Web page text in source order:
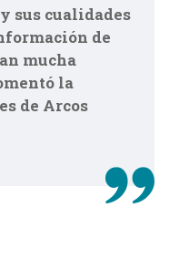
sus cualidades
de
mucha
la
de Arcos